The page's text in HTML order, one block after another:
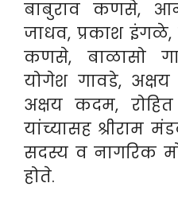
बाबुराव कणसे,
जाधव, प्रकाश इंगळे,
कणसे, बाळासो
योगेश गावडे, अक्षय
अक्षय कदम,
यांच्यासह श्रीराम
सदस्य व नागरिक
होते.